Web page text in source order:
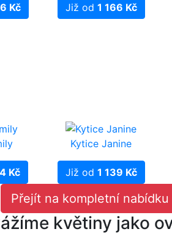
Kč Již od 1 166 Kč
Kč
Kytice Janine
Již od 1 139 Kč
Přejít na kompletní
květiny jako